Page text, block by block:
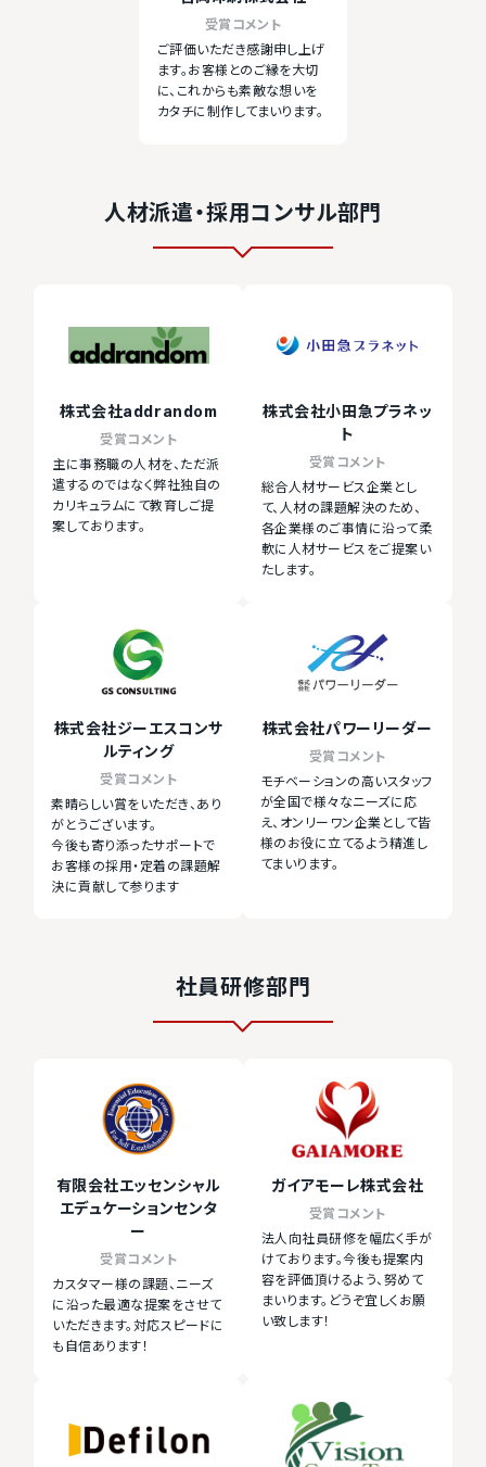
受賞コメント
ご評価いただき感謝申し上げ
ます。お客様とのご縁を大切
に、これからも素敵な想いを
カタチに制作してまいります。
人材派遣・採用コンサル部門
株式会社addrandom
受賞コメント
主に事務職の人材を、ただ派
遣するのではなく弊社独自の
カリキュラムにて教育しご提
案しております。
株式会社小田急プラネッ
ト
受賞コメント
総合人材サービス企業とし
て、人材の課題解決のため、
各企業様のご事情に沿って柔
軟に人材サービスをご提案い
たします。
株式会社ジーエスコンサ
ルティング
受賞コメント
素晴らしい賞をいただき、あり
がとうございます。
今後も寄り添ったサポートで
お客様の採用・定着の課題解
決に貢献して参ります
株式会社パワーリーダー
受賞コメント
モチベーションの高いスタッフ
が全国で様々なニーズに応
え、オンリーワン企業として皆
様のお役に立てるよう精進し
てまいります。
社員研修部門
有限会社エッセンシャル
エデュケーションセンタ
ー
受賞コメント
カスタマー様の課題、ニーズ
に沿った最適な提案をさせて
いただきます。対応スピードに
も自信あります！
ガイアモーレ株式会社
受賞コメント
法人向社員研修を幅広く手が
けております。今後も提案内
容を評価頂けるよう、努めて
まいります。どうぞ宜しくお願
い致します！